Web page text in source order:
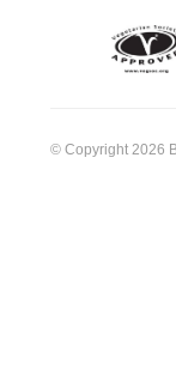
© Copyright 2026